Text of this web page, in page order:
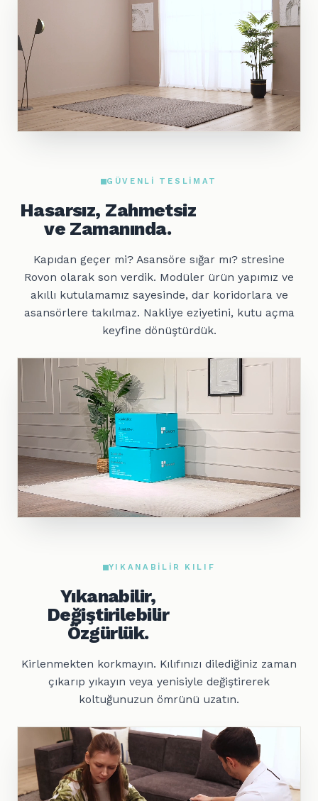
GÜVENLI TESLIMAT
Hasarsız, Zahmetsiz
ve Zamanında.
Kapıdan geçer mi? Asansöre sığar mı? stresine
Rovon olarak son verdik. Modüler ürün yapımız ve
akıllı kutulamamız sayesinde, dar koridorlara ve
asansörlere takılmaz. Nakliye eziyetini, kutu açma
keyfine dönüştürdük.
YIKANABILIR KILIF
Yıkanabilir,
Değiştirilebilir
Özgürlük.
Kirlenmekten korkmayın. Kılıfınızı dilediğiniz zaman
çıkarıp yıkayın veya yenisiyle değiştirerek
koltuğunuzun ömrünü uzatın.